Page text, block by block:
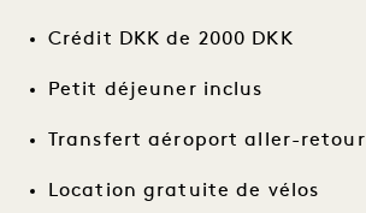
Crédit DKK de 2000 DKK
Petit déjeuner inclus
Transfert aéroport aller-retour
Location gratuite de vélos